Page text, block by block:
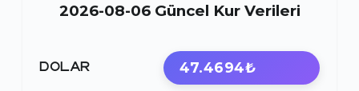
2026-08-06 Güncel Kur Verileri
DOLAR 47.4694₺